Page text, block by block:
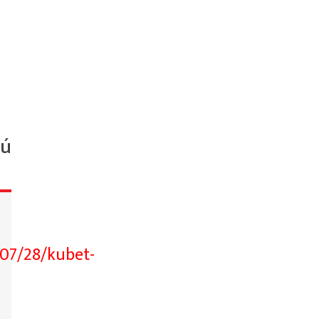
28/kubet-